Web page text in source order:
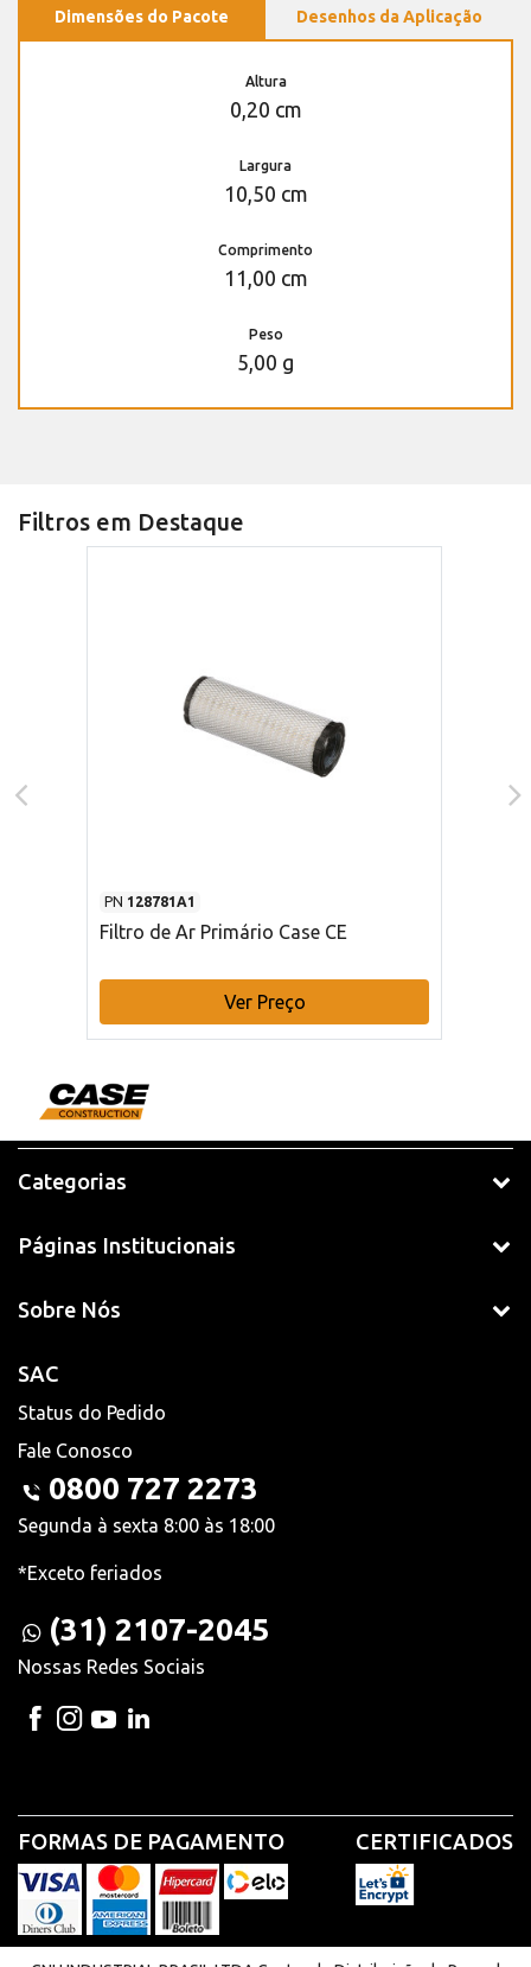
Dimensões do Pacote Desenhos da Aplicação
Altura
0,20 cm
Largura
10,50 cm
Comprimento
11,00 cm
Peso
5,00 g
Filtros em Destaque
PN 128781A1
Filtro de Ar Primário Case CE
Ver Preço
Categorias
Páginas Institucionais
Sobre Nós
SAC
Status do Pedido
Fale Conosco
0800 727 2273
Segunda à sexta 8:00 às 18:00
*Exceto feriados
(31) 2107-2045
Nossas Redes Sociais
FORMAS DE PAGAMENTO CERTIFICADOS